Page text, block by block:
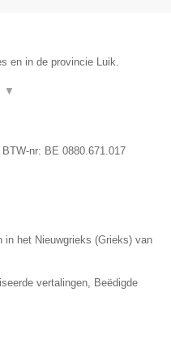
en in de provincie Luik.
▼
, BTW-nr: BE 0880.671.017
in het Nieuwgrieks (Grieks) van
vertalingen, Beëdigde